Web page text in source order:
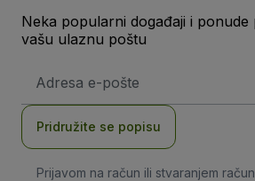
Neka popularni događaji i
vašu ulaznu poštu
mail
Pridružite se popisu
Prijavom na račun ili stvaranjem